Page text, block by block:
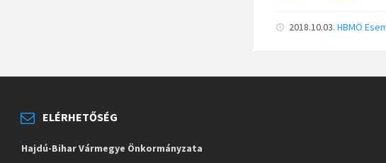
b
o
o
ai
l
ar
e
2018.10.03.HBMÖ
ELÉRHETŐSÉG
Hajdú-Bihar Vármegye Önkormányzata